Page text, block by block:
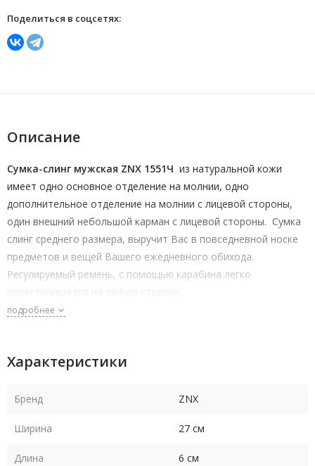
Поделиться в соцсетях:
Описание
Сумка-слинг мужская ZNX 1551Ч из натуральной кожи
имеет одно основное отделение на молнии, одно
дополнительное отделение на молнии с лицевой стороны,
один внешний небольшой карман с лицевой стороны. Сумка
слинг среднего размера, выручит Вас в повседневной носке
предметов и вещей Вашего ежедневного обихода.
Регулируемый ремень, с помощью карабина легко
перестегивается на любую сторону.
подробнее
Характеристики
Бренд ZNX
Ширина 27 см
Длина 6 см